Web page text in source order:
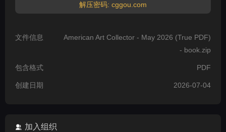
解压密码: cggou.com
文件信息
American Art Collector - May 2026 (True PDF)
- book.zip
包含格式 PDF
创建日期 2026-07-04
加入组织